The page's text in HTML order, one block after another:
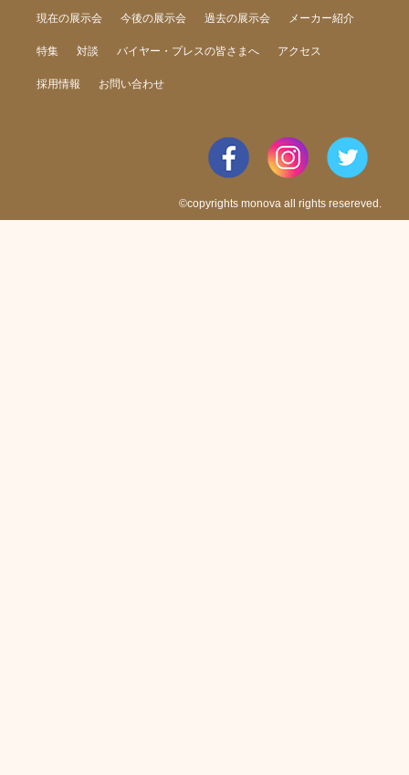
現在の展示会 今後の展示会 過去の展示会 メーカー紹介
特集 対談 バイヤー・プレスの皆さまへ アクセス
採用情報 お問い合わせ
©copyrights monova all rights resereved.